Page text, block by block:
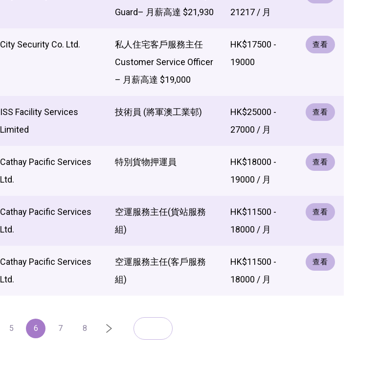
Guard– 月薪高達 $21,930
21217 / 月
City Security Co. Ltd.
私人住宅客戶服務主任
Customer Service Officer
– 月薪高達 $19,000
HK$17500 -
19000
查看
ISS Facility Services
Limited
技術員 (將軍澳工業邨)
HK$25000 -
27000 / 月
查看
Cathay Pacific Services
Ltd.
特別貨物押運員
HK$18000 -
19000 / 月
查看
Cathay Pacific Services
Ltd.
空運服務主任(貨站服務
組)
HK$11500 -
18000 / 月
查看
Cathay Pacific Services
Ltd.
空運服務主任(客戶服務
組)
HK$11500 -
18000 / 月
查看
5 6 7 8